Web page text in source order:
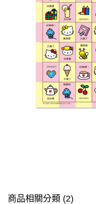
商品相關分類 (2)